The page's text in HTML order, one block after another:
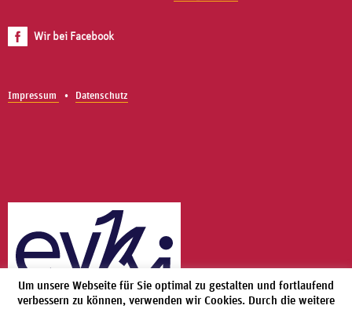
Wir bei Facebook
Impressum Datenschutz
Um unsere Webseite für Sie optimal zu gestalten und fortlaufend
verbessern zu können, verwenden wir Cookies. Durch die weitere